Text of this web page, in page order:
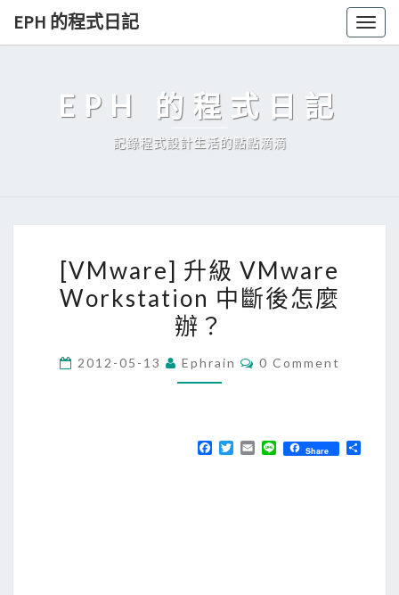
Skip
EPH 的程式日記
EPH 的程式日記
記錄程式設計生活的點點滴滴
V
M
w
r
升
[VMware] 升級 VMware
Workstation 中斷後怎麼
辦？
2012-05-13 Ephrain
C
T
S
0 Comment
E
Share